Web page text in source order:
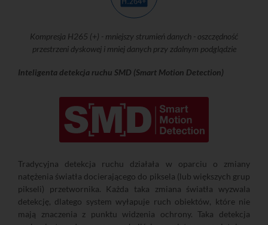
Kompresja H265 (+) - mniejszy strumień danych - oszczędność
przestrzeni dyskowej i mniej danych przy zdalnym podglądzie
Inteligenta detekcja ruchu SMD (Smart Motion Detection)
Tradycyjna detekcja ruchu działała w oparciu o zmiany
natężenia światła docierającego do piksela (lub większych grup
pikseli) przetwornika. Każda taka zmiana światła wyzwala
detekcję, dlatego system wyłapuje ruch obiektów, które nie
mają znaczenia z punktu widzenia ochrony. Taka detekcja